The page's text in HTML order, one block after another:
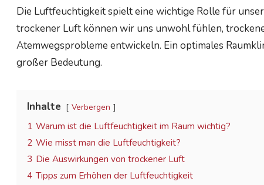
Die Luftfeuchtigkeit spielt eine wichtige Rolle für
trockener Luft können wir uns unwohl fühlen,
Atemwegsprobleme entwickeln. Ein optimales
großer Bedeutung.
Inhalte Verbergen
1 Warum ist die Luftfeuchtigkeit im Raum wichtig?
2 Wie misst man die Luftfeuchtigkeit?
3 Die Auswirkungen von trockener Luft
4 Tipps zum Erhöhen der Luftfeuchtigkeit